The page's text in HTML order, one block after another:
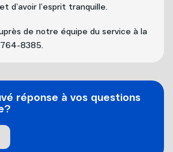
d’avoir l’esprit tranquille.
de notre équipe du service à la
8385.
réponse à vos questions